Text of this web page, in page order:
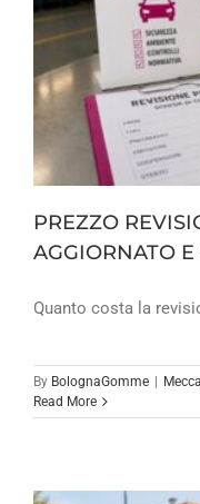
PREZZO
AGGIORNATO
Quanto costa la
By BolognaGomme |
Read More